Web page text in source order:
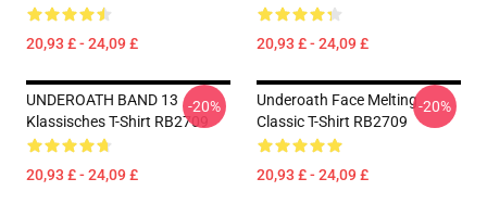
20,93 £ - 24,09 £ 20,93 £ - 24,09 £
UNDEROATH BAND 13
Klassisches T-Shirt RB2709
20,93 £ - 24,09 £
-20%
Underoath Face Melting
Classic T-Shirt RB2709
20,93 £ - 24,09 £
-20%